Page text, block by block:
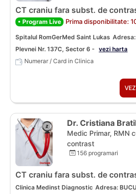
CT craniu fara subst. de
• Program Live Prima disponibilitate:
Spitalul RomGerMed Saint Lukas Adresa:
Plevnei Nr. 137C, Sector 6 - vezi harta
Numerar / Card in Clinica
Dr. Cristiana
Medic Primar, RMN
contrast
156 programari
CT craniu fara subst. de
Clinica Medinst Diagnostic Adresa: